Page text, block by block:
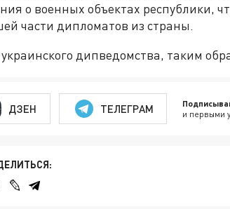
о военных объектах республики,
части дипломатов из страны.
дипведомства, таким
ДЗЕН ТЕЛЕГРАМ и первыми